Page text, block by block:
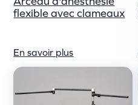
flexible avec clameaux
En savoir plus